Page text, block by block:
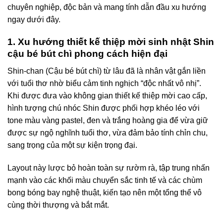
chuyên nghiệp, độc bản và mang tính dẫn đầu xu hướng
ngay dưới đây.
1. Xu hướng thiết kế thiệp mời sinh nhật Shin
cậu bé bút chì phong cách hiện đại
Shin-chan (Cậu bé bút chì) từ lâu đã là nhân vật gắn liền
với tuổi thơ nhờ biểu cảm tinh nghịch “độc nhất vô nhị”.
Khi được đưa vào không gian thiết kế thiệp mời cao cấp,
hình tượng chú nhóc Shin được phối hợp khéo léo với
tone màu vàng pastel, đen và trắng hoàng gia để vừa giữ
được sự ngộ nghĩnh tuổi thơ, vừa đảm bảo tính chỉn chu,
sang trọng của một sự kiện trọng đại.
Layout này lược bỏ hoàn toàn sự rườm rà, tập trung nhấn
mạnh vào các khối màu chuyển sắc tinh tế và các chùm
bong bóng bay nghệ thuật, kiến tạo nên một tổng thể vô
cùng thời thượng và bắt mắt.